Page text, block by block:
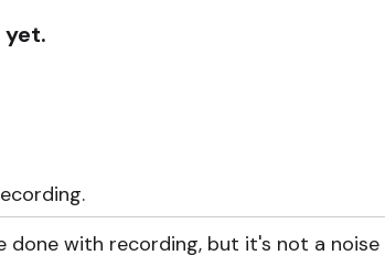
yet.
done with recording, but it's not a